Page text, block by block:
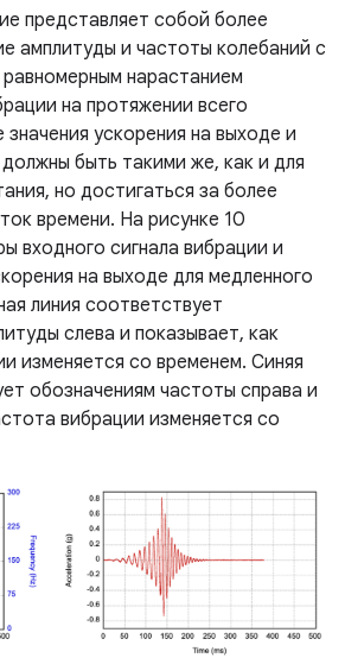
представляет собой более
амплитуды и частоты колебаний с
нарастанием
на протяжении всего
ускорения на выходе и
быть такими же, как и для
но достигаться за более
времени. На рисунке 10
входного сигнала вибрации и
на выходе для медленного
линия соответствует
слева и показывает, как
изменяется со временем. Синяя
обозначениям частоты справа и
вибрации изменяется со